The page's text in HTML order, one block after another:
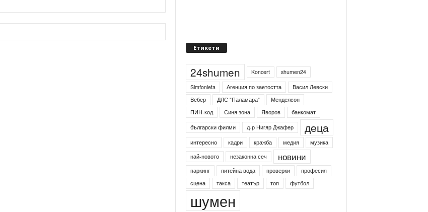
Етикети
24shumen Koncert
shumen24
Simfonieta
Агенция по заетостта
Васил Левски
Вебер
ДЛС "Паламара"
Менделсон
ПИН-код
Синя зона Яворов
банкомат
български филми
д-р Нигяр Джафер деца
интересно кадри кражба медия
музика
най-новото
незаконна сеч новини
паркинг питейна вода проверки
професия
сцена
такса театър топ футбол
шумен